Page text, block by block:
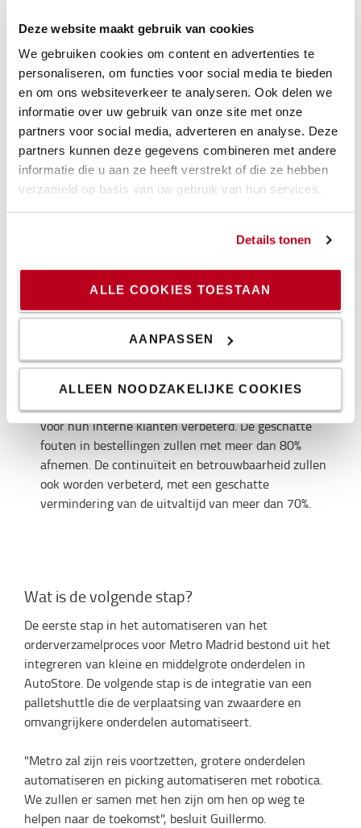
Deze website maakt gebruik van cookies
We gebruiken cookies om content en advertenties te
personaliseren, om functies voor social media te bieden
en om ons websiteverkeer te analyseren. Ook delen we
informatie over uw gebruik van onze site met onze
partners voor social media, adverteren en analyse. Deze
partners kunnen deze gegevens combineren met andere
informatie die u aan ze heeft verstrekt of die ze hebben
verzameld op basis van uw gebruik van hun services.
Details tonen
ALLE COOKIES TOESTAAN
AANPASSEN
ALLEEN NOODZAKELIJKE COOKIES
AutoStore werkte TMHE samen met Bastian Solutions,
een bedrijf van de Toyota Advanced Logistics Group.
Wat zijn de voordelen voor Metro
Madrid?
Metro evalueerde de ROI vanuit drie perspectieven:
Ten eerste kan er een adequater serviceniveau
worden geboden via het geautomatiseerde systeem.
Het is niet alleen sneller om onderdelen vanuit de
opslag naar de operator te brengen, het is ook sneller
om onderdelen in de opslag te plaatsen. Dus
efficiëntere Goods to Person en Goods to Storage.
Ten tweede is er dankzij de innovatieve
in het magazijn. "We hebben de ruimte die we
voorheen hadden met meer dan 65% kunnen
terugbrengen", zegt Rafael Villa.
Tot slot hebben ze ook andere KPI's en serviceniveaus
voor hun interne klanten verbeterd. De geschatte
fouten in bestellingen zullen met meer dan 80%
afnemen. De continuïteit en betrouwbaarheid zullen
ook worden verbeterd, met een geschatte
vermindering van de uitvaltijd van meer dan 70%.
Wat is de volgende stap?
De eerste stap in het automatiseren van het
orderverzamelproces voor Metro Madrid bestond uit het
integreren van kleine en middelgrote onderdelen in
AutoStore. De volgende stap is de integratie van een
palletshuttle die de verplaatsing van zwaardere en
omvangrijkere onderdelen automatiseert.
"Metro zal zijn reis voortzetten, grotere onderdelen
automatiseren en picking automatiseren met robotica.
We zullen er samen met hen zijn om hen op weg te
helpen naar de toekomst", besluit Guillermo.